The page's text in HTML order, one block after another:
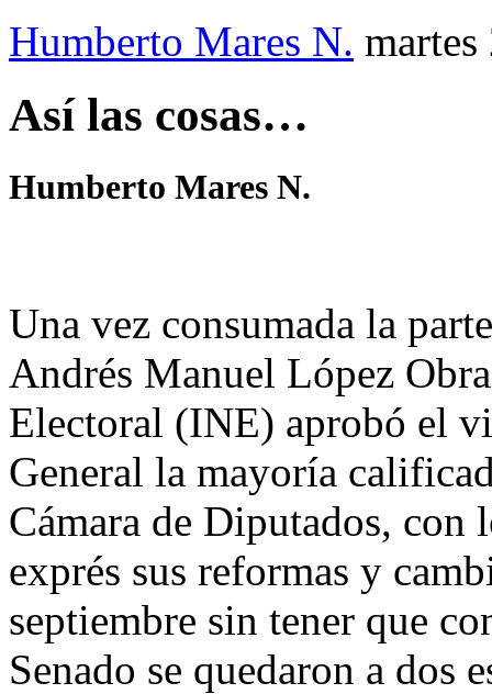
Humberto Mares N.
Así las cosas…
Humberto Mares N.
Una vez consumada la
Andrés Manuel López
Electoral (INE) aprobó el
General la mayoría
Cámara de Diputados, con
exprés sus reformas y
septiembre sin tener que
Senado se quedaron a dos